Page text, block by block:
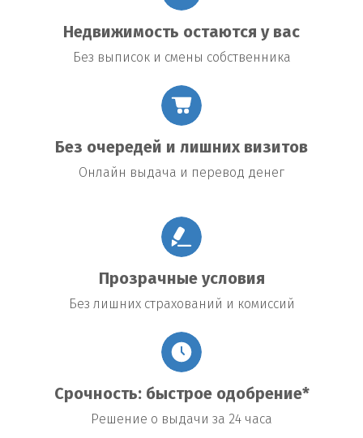
Недвижимость остаются у вас
Без выписок и смены собственника
Без очередей и лишних визитов
Онлайн выдача и перевод денег
Прозрачные условия
Без лишних страхований и комиссий
Срочность: быстрое одобрение*
Решение о выдачи за 24 часа